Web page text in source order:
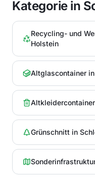
Kategorie in
Recycling- und
Holstein
Altglascontainer in
Altkleidercontainer
Grünschnitt in